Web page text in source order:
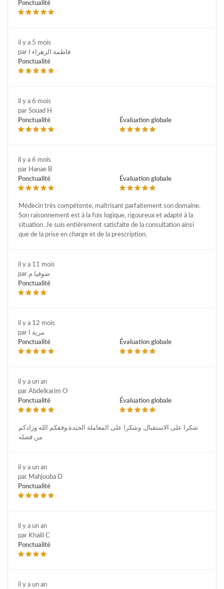
Ponctualité
il y a 5 mois
par فاطمة الزهراء ا
Ponctualité
il y a 6 mois
par Souad H
Ponctualité
Évaluation globale
il y a 6 mois
par Hanae B
Ponctualité
Évaluation globale
Médecin très compétente, maîtrisant parfaitement son domaine.
Son raisonnement est à la fois logique, rigoureux et adapté à la
situation. Je suis entièrement satisfaite de la consultation ainsi
que de la prise en charge et de la prescription.
il y a 11 mois
par صوفيا م
Ponctualité
il y a 12 mois
par مرية ا
Ponctualité
Évaluation globale
il y a un an
par Abdelkarim O
Ponctualité
Évaluation globale
شكرا على الاستقبال. وشكرا على المعاملة الجيدة.وفقكم الله وزادكم
من فضله
il y a un an
par Mahjouba D
Ponctualité
il y a un an
par Khalil C
Ponctualité
il y a un an